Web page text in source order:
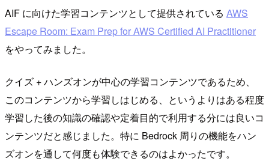
AIF に向けた学習コンテンツとして提供されている AWS
Escape Room: Exam Prep for AWS Certified AI Practitioner
をやってみました。
クイズ + ハンズオンが中心の学習コンテンツであるため、
このコンテンツから学習しはじめる、というよりはある程度
学習した後の知識の確認や定着目的で利用する分には良いコ
ンテンツだと感じました。特に Bedrock 周りの機能をハン
ズオンを通して何度も体験できるのはよかったです。